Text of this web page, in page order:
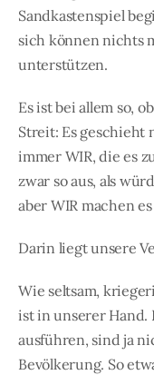
Sandkastenspiel
sich können nichts
unterstützen.
Es ist bei allem so,
Streit: Es geschieht
immer WIR, die es
zwar so aus, als
aber WIR machen
Darin liegt unsere
Wie seltsam,
ist in unserer
ausführen, sind ja
Bevölkerung. So